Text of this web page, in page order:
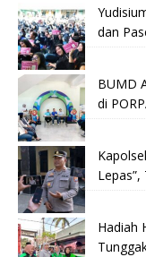
dan
BUMD
di
Hadiah